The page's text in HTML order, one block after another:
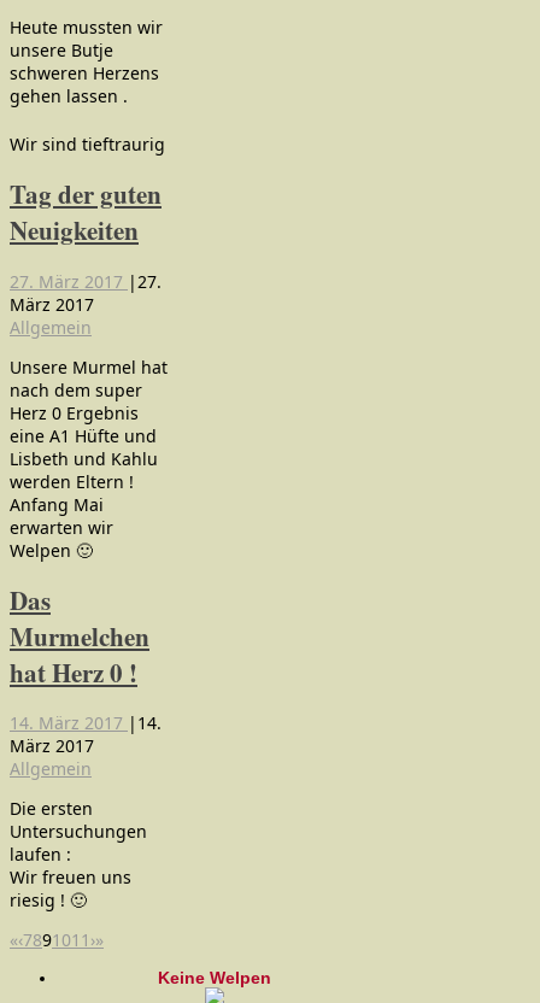
Heute mussten wir
unsere Butje
schweren Herzens
gehen lassen .
Wir sind tieftraurig
Tag der guten
Neuigkeiten
27. März 2017 | 27.
März 2017
Allgemein
Unsere Murmel hat
nach dem super
Herz 0 Ergebnis
eine A1 Hüfte und
Lisbeth und Kahlu
werden Eltern !
Anfang Mai
erwarten wir
Welpen 🙂
Das
Murmelchen
hat Herz 0 !
14. März 2017 | 14.
März 2017
Allgemein
Die ersten
Untersuchungen
laufen :
Wir freuen uns
riesig ! 🙂
«‹7891011 ›»
Keine Welpen